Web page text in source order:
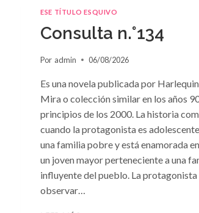
ESE TÍTULO ESQUIVO
Consulta n.°134
Por admin 06/08/2026
Es una novela publicada por
Mira o colección similar en los años
principios de los 2000. La historia
cuando la protagonista es
una familia pobre y está enamorada
un joven mayor perteneciente a una
influyente del pueblo. La protagonista
observar…